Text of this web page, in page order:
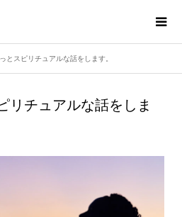
とスピリチュアルな話をします。
リチュアルな話をしま